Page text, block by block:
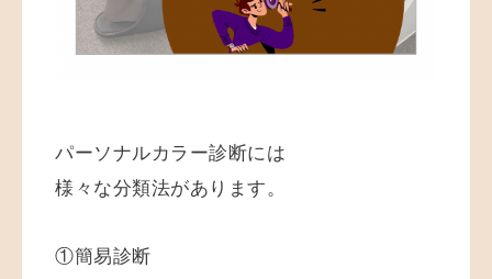
パーソナルカラー診断には
様々な分類法があります。
①簡易診断